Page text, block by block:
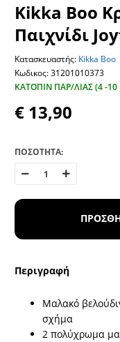
Kikka Boo
Παιχνίδι
Κατασκευαστής: Kikka Boo
Κωδικος: 31201010373
ΚΑΤΌΠΙΝ ΠΑΡ/ΛΊΑΣ (4 -
€ 13,90
ΠΟΣΟΤΗΤΑ:
Περιγραφή
Μαλακό
σχήμα
2 πολύχρωμα